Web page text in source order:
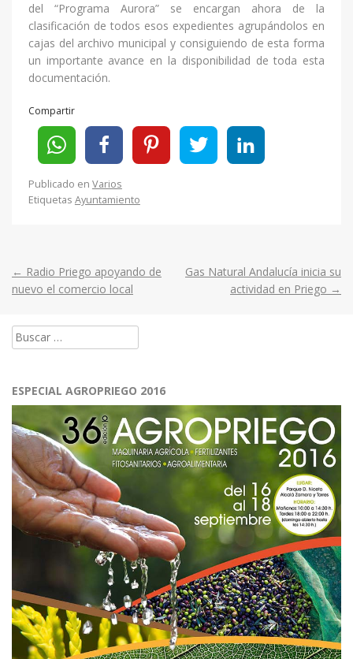
del “Programa Aurora” se encargan ahora de la
clasificación de todos esos expedientes agrupándolos en
cajas del archivo municipal y consiguiendo de esta forma
un importante avance en la disponibilidad de toda esta
documentación.
Compartir
Publicado en Varios
Etiquetas Ayuntamiento
Post
← Radio Priego apoyando de
nuevo el comercio local
Gas Natural Andalucía inicia su
actividad en Priego →
Buscar:
ESPECIAL AGROPRIEGO 2016